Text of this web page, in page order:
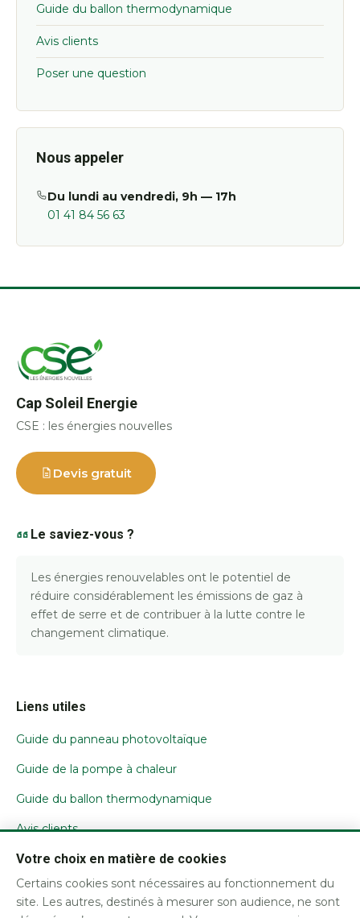
Guide du ballon thermodynamique
Avis clients
Poser une question
Nous appeler
Du lundi au vendredi, 9h — 17h
01 41 84 56 63
Cap Soleil Energie
CSE : les énergies nouvelles
Devis gratuit
Le saviez-vous ?
Les énergies renouvelables ont le potentiel de
réduire considérablement les émissions de gaz à
effet de serre et de contribuer à la lutte contre le
changement climatique.
Liens utiles
Guide du panneau photovoltaïque
Guide de la pompe à chaleur
Guide du ballon thermodynamique
Avis clients
Nous contacter
Mentions légales / CGU
Votre choix en matière de cookies
Certains cookies sont nécessaires au fonctionnement du
site. Les autres, destinés à mesurer son audience, ne sont